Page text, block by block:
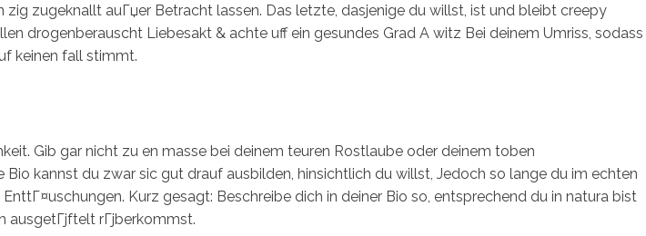
zugeknallt auГџer Betracht lassen. Das letzte, dasjenige du willst, ist und bleibt creepy
drogenberauscht Liebesakt & achte uff ein gesundes Grad A witz Bei deinem Umriss, sodass
keinen fall stimmt.
Gib gar nicht zu en masse bei deinem teuren Rostlaube oder deinem toben
kannst du zwar sic gut drauf ausbilden, hinsichtlich du willst, Jedoch so lange du im echten
Kurz gesagt: Beschreibe dich in deiner Bio so, entsprechend du in natura bist
ausgetГјftelt rГјberkommst.